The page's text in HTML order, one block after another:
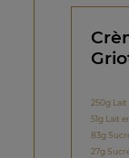
250g
51g Lait
83g
27g